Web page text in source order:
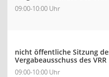
09:00-10:00 Uhr
nicht öffentliche Sitzung
Vergabeausschuss des VRR
09:00-10:00 Uhr